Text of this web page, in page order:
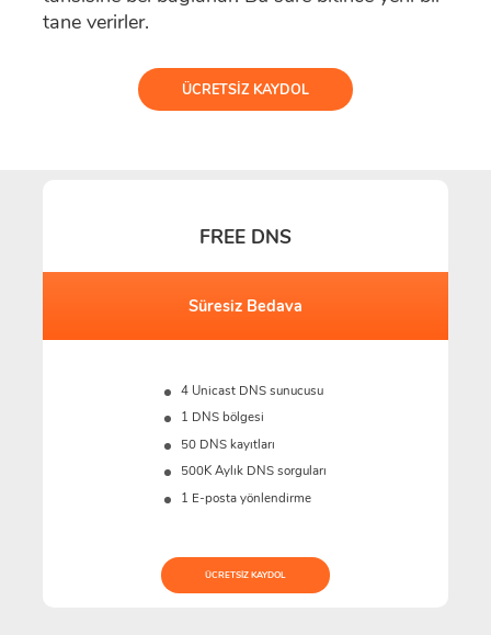
tane verirler.
ÜCRETSIZ KAYDOL
FREE DNS
Süresiz Bedava
4 Unicast DNS sunucusu
1 DNS bölgesi
50 DNS kayıtları
500KAylık DNS sorguları
1 E-posta yönlendirme
ÜCRETSIZ KAYDOL